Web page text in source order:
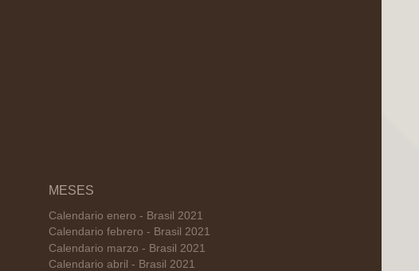
MESES
Calendario enero - Brasil 2021
Calendario febrero - Brasil 2021
Calendario marzo - Brasil 2021
Calendario abril - Brasil 2021